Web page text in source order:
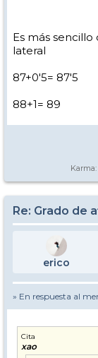
Es más
lateral
87+0'5= 87'5
88+1= 89
Karma:
Re: Grado de
erico
» En respuesta al
Cita
xao